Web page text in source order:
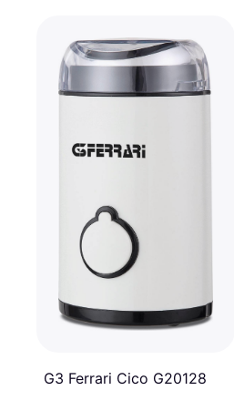
G3 Ferrari Cico G20128